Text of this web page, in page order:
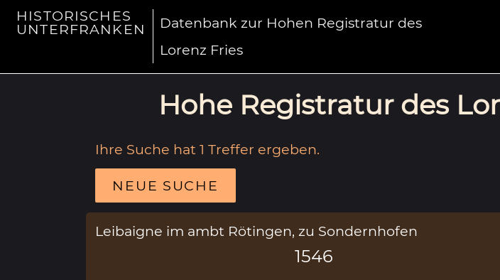
HISTORISCHES
UNTERFRANKEN
Datenbank zur Hohen Registratur des
Lorenz Fries
Hohe Registratur des
Ihre Suche hat 1 Treffer ergeben.
NEUE SUCHE
Leibaigne im ambt Rötingen, zu Sondernhofen
1546